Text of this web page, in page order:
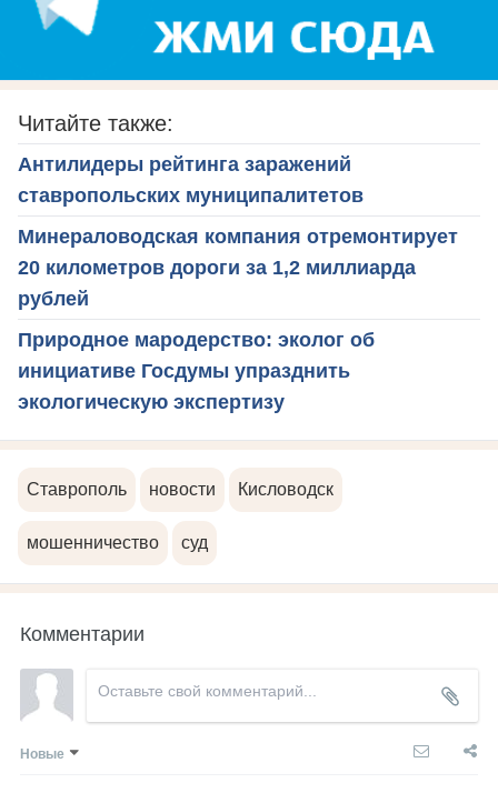
Читайте также:
Антилидеры рейтинга заражений
ставропольских муниципалитетов
Минераловодская компания отремонтирует
20 километров дороги за 1,2 миллиарда
рублей
Природное мародерство: эколог об
инициативе Госдумы упразднить
экологическую экспертизу
Ставрополь новости Кисловодск
мошенничество суд
Комментарии
Новые